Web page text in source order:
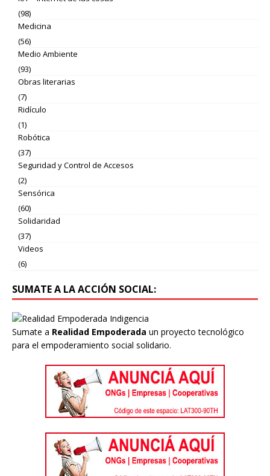
(98)
Medicina
(56)
Medio Ambiente
(93)
Obras literarias
(7)
Ridículo
(1)
Robótica
(37)
Seguridad y Control de Accesos
(2)
Sensórica
(60)
Solidaridad
(37)
Videos
(6)
SUMATE A LA ACCIÓN SOCIAL:
Sumate a Realidad Empoderada un proyecto tecnológico
para el empoderamiento social solidario.